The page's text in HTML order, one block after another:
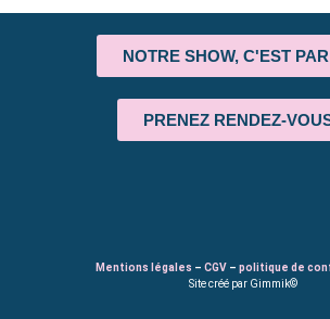
NOTRE SHOW, C'EST
PRENEZ RENDEZ-
Mentions légales – CGV – politique de
Site créé par Gimmik©